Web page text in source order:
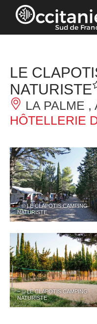
Panneau de gestion des
LE
NATURISTE
LA PALME ,
HÔTELLERIE
– © LE CLAPOTIS CAMPING
NATURISTE
– © LE CLAPOTIS CAMPING
NATURISTE